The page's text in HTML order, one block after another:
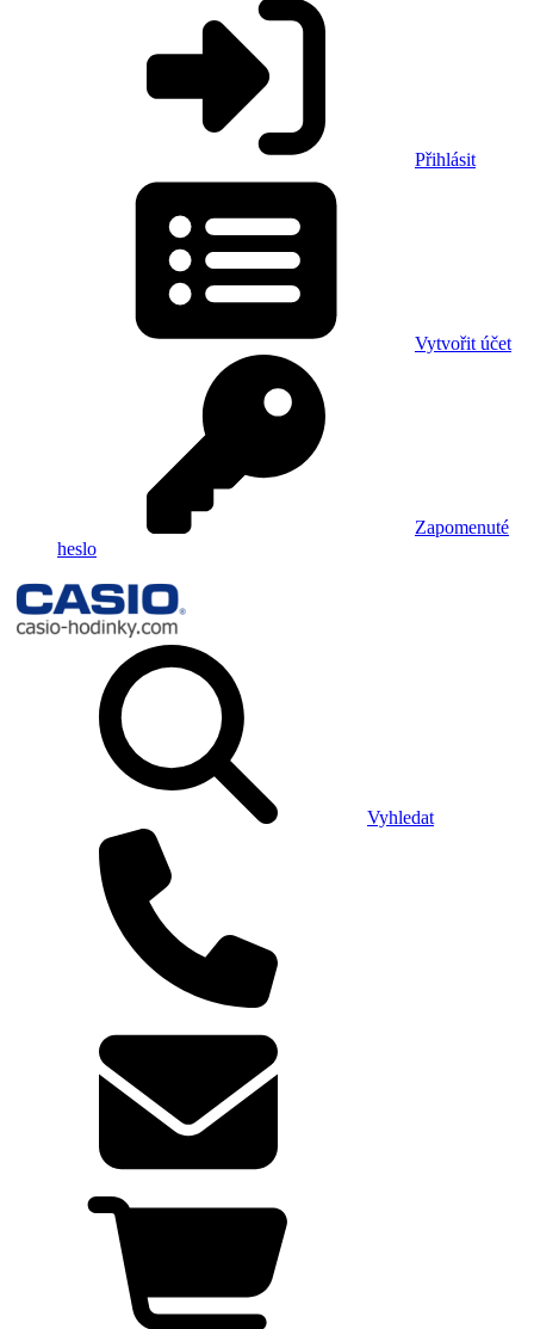
Přihlásit
Vytvořit účet
Zapomenuté
heslo
Vyhledat